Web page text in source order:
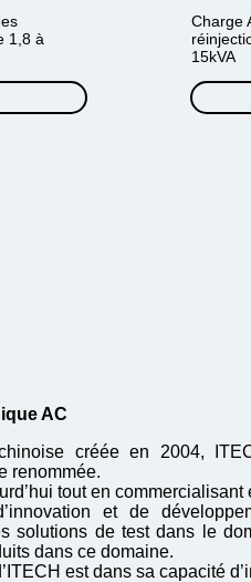
1,8 à
Charge
15kVA
AC
créée en 2004,
renommée.
tout en
et de
solutions de test dans le
dans ce domaine.
est dans sa capacité